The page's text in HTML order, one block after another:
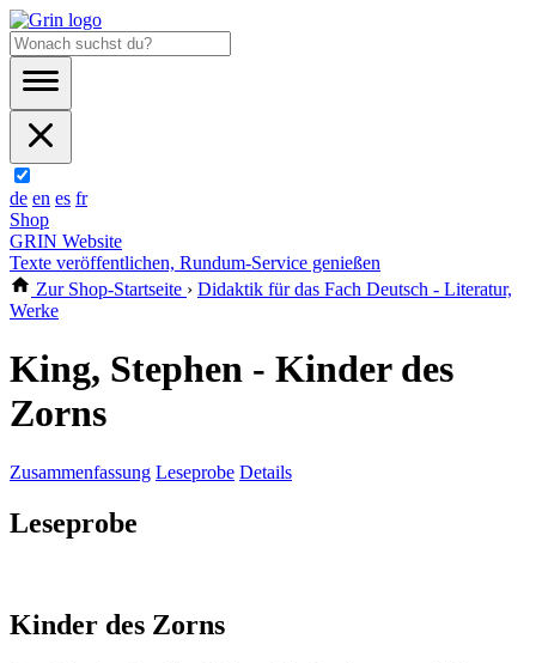
de en es fr
Shop
GRIN Website
Texte veröffentlichen, Rundum-Service genießen
Zur Shop-Startseite › Didaktik für das Fach Deutsch - Literatur,
Werke
King, Stephen - Kinder des
Zorns
Zusammenfassung Leseprobe Details
Leseprobe
Kinder des Zorns